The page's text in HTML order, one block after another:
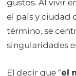
gustos. Al vivir
el país y ciudad
término, se
singularidades
El decir que “el